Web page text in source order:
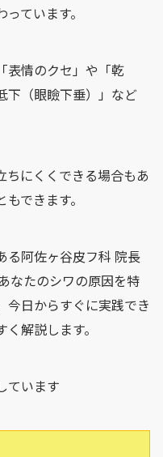
ています。
表情のクセ」や「乾
下（眼瞼下垂）」など
ちにくくできる場合もあ
できます。
る阿佐ヶ谷皮フ科 院長
なたのシワの原因を特
今日からすぐに実践でき
解説します。
ています